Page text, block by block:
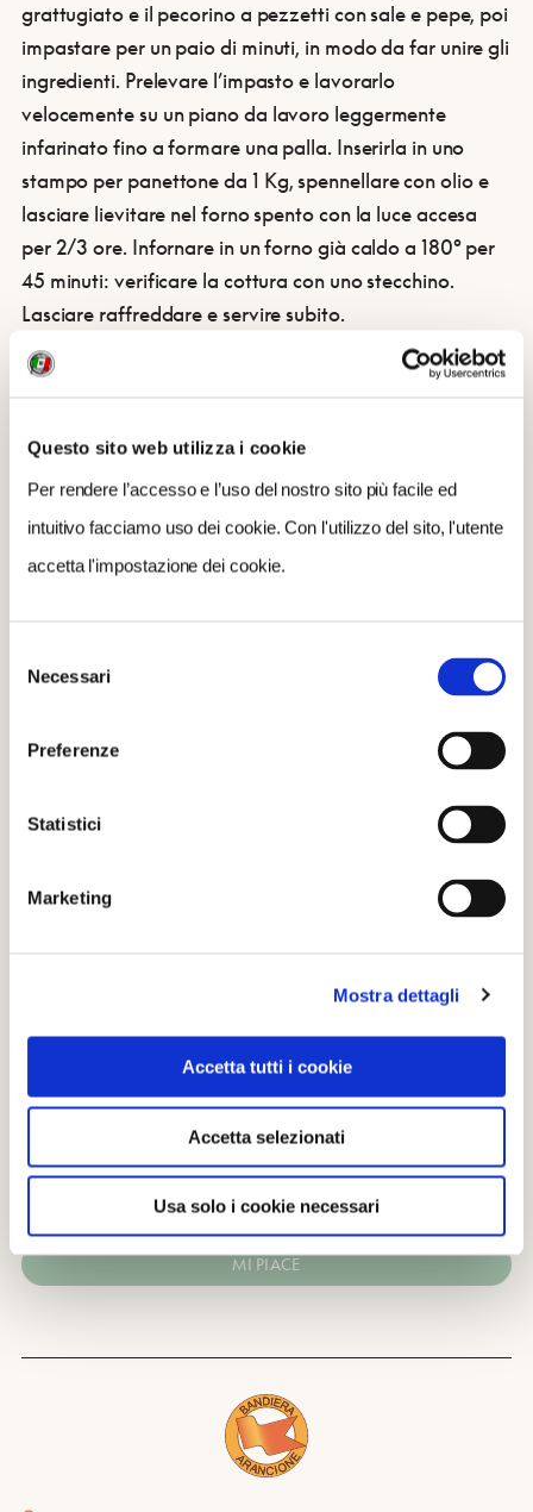
Questo sito web utilizza i cookie
Per rendere l’accesso e l’uso del nostro sito più facile ed
intuitivo facciamo uso dei cookie. Con l'utilizzo del sito, l'utente
accetta l'impostazione dei cookie.
delNecessari
Preferenze
Statistici
Marketing
Mostra dettagli
Accetta tutti i cookie
Accetta selezionati
Usa solo i cookie necessari
grattugiato e il pecorino a pezzetti con sale e pepe, poi
impastare per un paio di minuti, in modo da far unire gli
ingredienti. Prelevare l’impasto e lavorarlo
velocemente su un piano da lavoro leggermente
infarinato fino a formare una palla. Inserirla in uno
stampo per panettone da 1 Kg, spennellare con olio e
lasciare lievitare nel forno spento con la luce accesa
per 2/3 ore. Infornare in un forno già caldo a 180° per
45 minuti: verificare la cottura con uno stecchino.
Lasciare raffreddare e servire subito.
Scopri di più su Urbisaglia e sul perchè è Bandiera
Scopri di più su Montecassiano e sul perchè è Bandiera
Arancione del Touring Club Italiano
0
LIKE
MI PIACE